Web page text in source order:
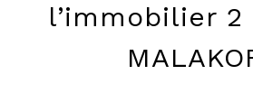
l’immobilier 2